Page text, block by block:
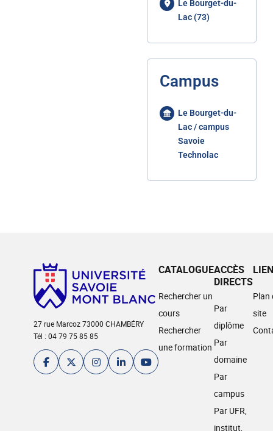
Le Bourget-du-
Lac (73)
Campus
Le Bourget-du-
Lac / campus
Savoie
Technolac
27 rue Marcoz 73000 CHAMBÉRY
Tél : 04 79 75 85 85
CATALOGUE
Rechercher un
cours
Rechercher
une formation
ACCÈS
DIRECTS
Par
diplôme
Par
domaine
Par
campus
Par UFR,
institut,
Plan
site